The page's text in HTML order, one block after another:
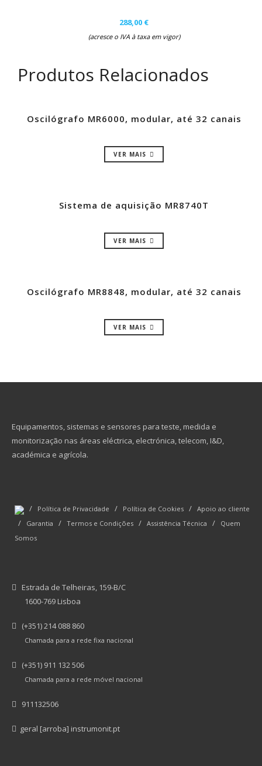
288,00 €
(acresce o IVA à taxa em vigor)
Produtos Relacionados
Oscilógrafo MR6000, modular, até 32 canais
VER MAIS
Sistema de aquisição MR8740T
VER MAIS
Oscilógrafo MR8848, modular, até 32 canais
VER MAIS
Equipamentos, sistemas e sensores para teste, medida e
monitorização nas áreas eléctrica, electrónica, telecom, I&D,
académica e agrícola.
/ Política de Privacidade / Política de Cookies / Apoio ao cliente
/ Garantia / Termos e Condições / Assistência Técnica /
Quem
Somos
Estrada de Telheiras, 159-B/C
1600-769 Lisboa
(+351) 214 088 860
Chamada para a rede fixa nacional
(+351) 911 132 506
Chamada para a rede móvel nacional
911132506
geral [arroba] instrumonit.pt